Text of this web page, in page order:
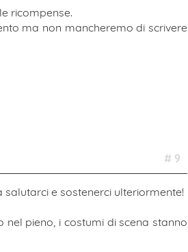
ricompense.
ma non mancheremo di scrivere
# 9
e sostenerci ulteriormente!
pieno, i costumi di scena stanno